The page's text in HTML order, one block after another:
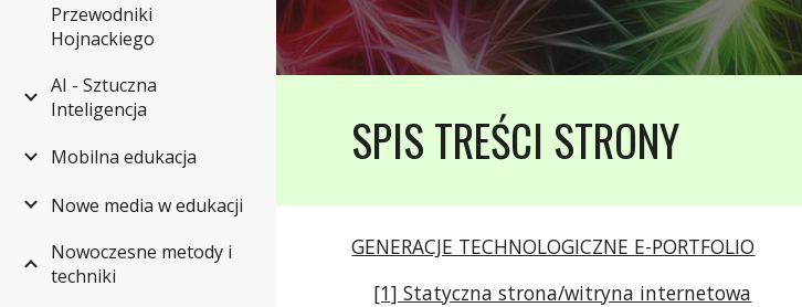
Przewodniki
Hojnackiego
AI - Sztuczna
Inteligencja
Mobilna edukacja
Nowe media w edukacji
Nowoczesne metody i
techniki
SPIS TREŚCI STRONY
GENERACJE TECHNOLOGICZNE E-PORTFOLIO
[1] Statyczna strona/witryna internetowa